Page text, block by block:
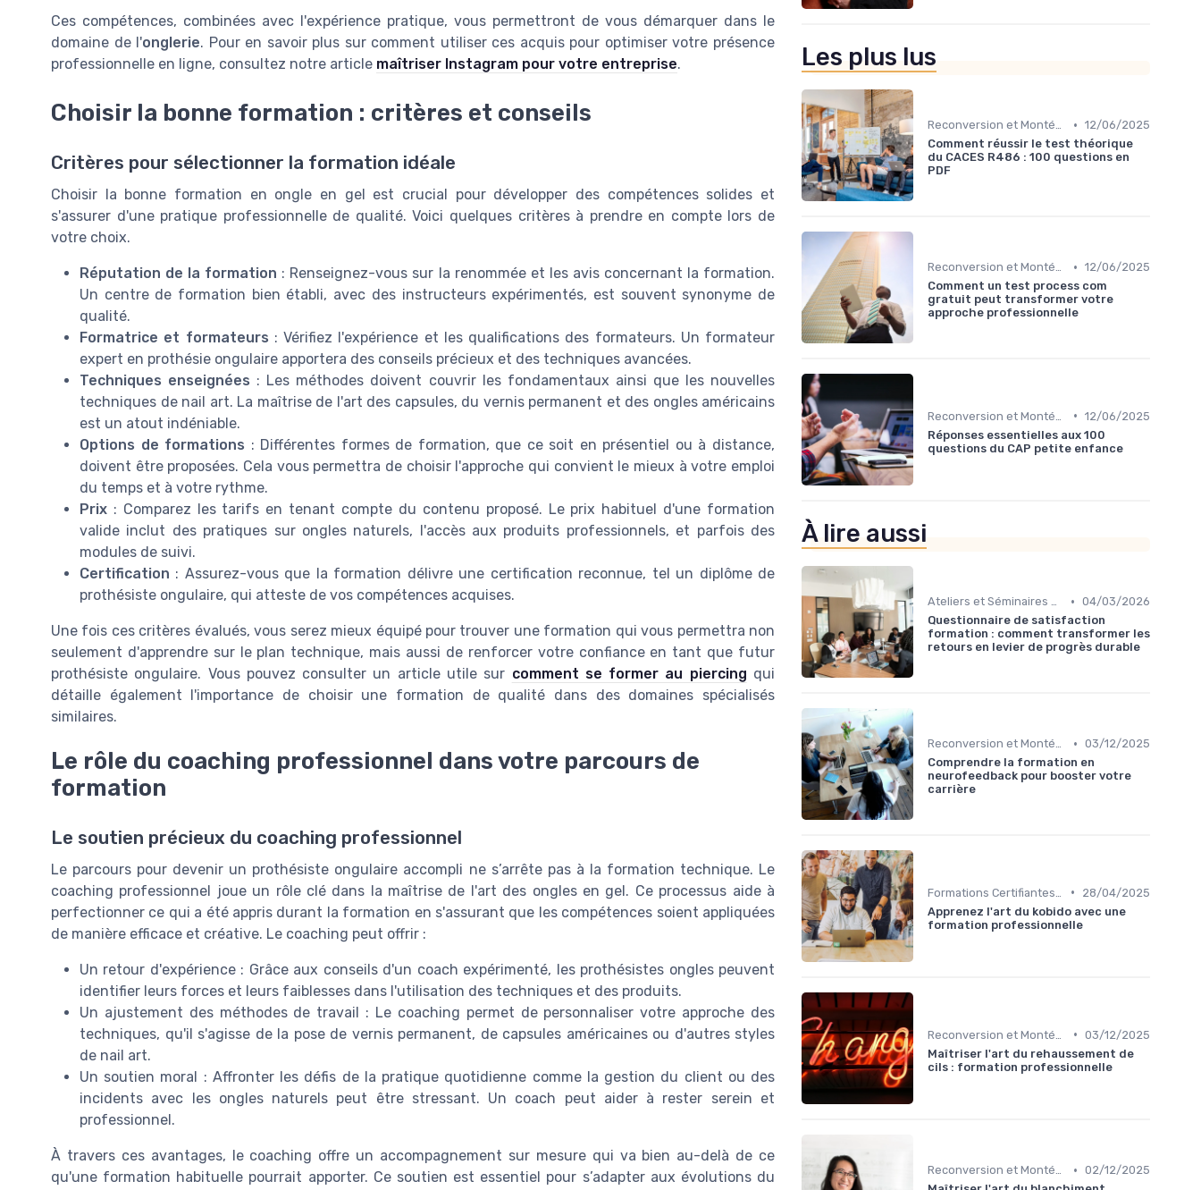
Ces compétences, combinées avec l'expérience pratique, vous permettront de vous démarquer dans le
domaine de l'onglerie. Pour en savoir plus sur comment utiliser ces acquis pour optimiser votre présence
professionnelle en ligne, consultez notre article maîtriser Instagram pour votre entreprise.
Choisir la bonne formation : critères et conseils
Critères pour sélectionner la formation idéale
Choisir la bonne formation en ongle en gel est crucial pour développer des compétences solides et
s'assurer d'une pratique professionnelle de qualité. Voici quelques critères à prendre en compte lors de
votre choix.
Réputation de la formation : Renseignez-vous sur la renommée et les avis concernant la formation.
Un centre de formation bien établi, avec des instructeurs expérimentés, est souvent synonyme de
qualité.
Formatrice et formateurs : Vérifiez l'expérience et les qualifications des formateurs. Un formateur
expert en prothésie ongulaire apportera des conseils précieux et des techniques avancées.
Techniques enseignées : Les méthodes doivent couvrir les fondamentaux ainsi que les nouvelles
techniques de nail art. La maîtrise de l'art des capsules, du vernis permanent et des ongles américains
est un atout indéniable.
Options de formations : Différentes formes de formation, que ce soit en présentiel ou à distance,
doivent être proposées. Cela vous permettra de choisir l'approche qui convient le mieux à votre emploi
du temps et à votre rythme.
Prix : Comparez les tarifs en tenant compte du contenu proposé. Le prix habituel d'une formation
valide inclut des pratiques sur ongles naturels, l'accès aux produits professionnels, et parfois des
modules de suivi.
Certification : Assurez-vous que la formation délivre une certification reconnue, tel un diplôme de
prothésiste ongulaire, qui atteste de vos compétences acquises.
Une fois ces critères évalués, vous serez mieux équipé pour trouver une formation qui vous permettra non
seulement d'apprendre sur le plan technique, mais aussi de renforcer votre confiance en tant que futur
prothésiste ongulaire. Vous pouvez consulter un article utile sur comment se former au piercing qui
détaille également l'importance de choisir une formation de qualité dans des domaines spécialisés
similaires.
Le rôle du coaching professionnel dans votre parcours de
formation
Le soutien précieux du coaching professionnel
Le parcours pour devenir un prothésiste ongulaire accompli ne s’arrête pas à la formation technique. Le
coaching professionnel joue un rôle clé dans la maîtrise de l'art des ongles en gel. Ce processus aide à
perfectionner ce qui a été appris durant la formation en s'assurant que les compétences soient appliquées
de manière efficace et créative. Le coaching peut offrir :
Un retour d'expérience : Grâce aux conseils d'un coach expérimenté, les prothésistes ongles peuvent
identifier leurs forces et leurs faiblesses dans l'utilisation des techniques et des produits.
Un ajustement des méthodes de travail : Le coaching permet de personnaliser votre approche des
techniques, qu'il s'agisse de la pose de vernis permanent, de capsules américaines ou d'autres styles
de nail art.
Un soutien moral : Affronter les défis de la pratique quotidienne comme la gestion du client ou des
incidents avec les ongles naturels peut être stressant. Un coach peut aider à rester serein et
professionnel.
À travers ces avantages, le coaching offre un accompagnement sur mesure qui va bien au-delà de ce
qu'une formation habituelle pourrait apporter. Ce soutien est essentiel pour s’adapter aux évolutions du
Les plus lus
Reconversion et Montée en Compétences • 12/06/2025
Comment réussir le test théorique
du CACES R486 : 100 questions en
PDF
Reconversion et Montée en Compétences • 12/06/2025
Comment un test process com
gratuit peut transformer votre
approche professionnelle
• 12/06/2025
Réponses essentielles aux 100
questions du CAP petite enfance
À lire aussi
Ateliers et Séminaires de Formation • 04/03/2026
Questionnaire de satisfaction
formation : comment transformer les
retours en levier de progrès durable
Reconversion et Montée en Compétences • 03/12/2025
Comprendre la formation en
neurofeedback pour booster votre
carrière
•
28/04/2025
Apprenez l'art du kobido avec une
formation professionnelle
• 03/12/2025
Maîtriser l'art du rehaussement de
cils : formation professionnelle
Reconversion et Montée en Compétences • 02/12/2025